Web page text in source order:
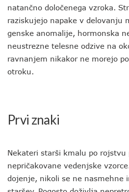
natančno določenega vzroka.
raziskujejo napake v delovanju
genske anomalije, hormonska
neustrezne telesne odzive na
ravnanjem nikakor ne morejo
otroku.
Prvi znaki
Nekateri starši kmalu po rojstvu
nepričakovane vedenjske
dojenje, nikoli se ne nasmehne